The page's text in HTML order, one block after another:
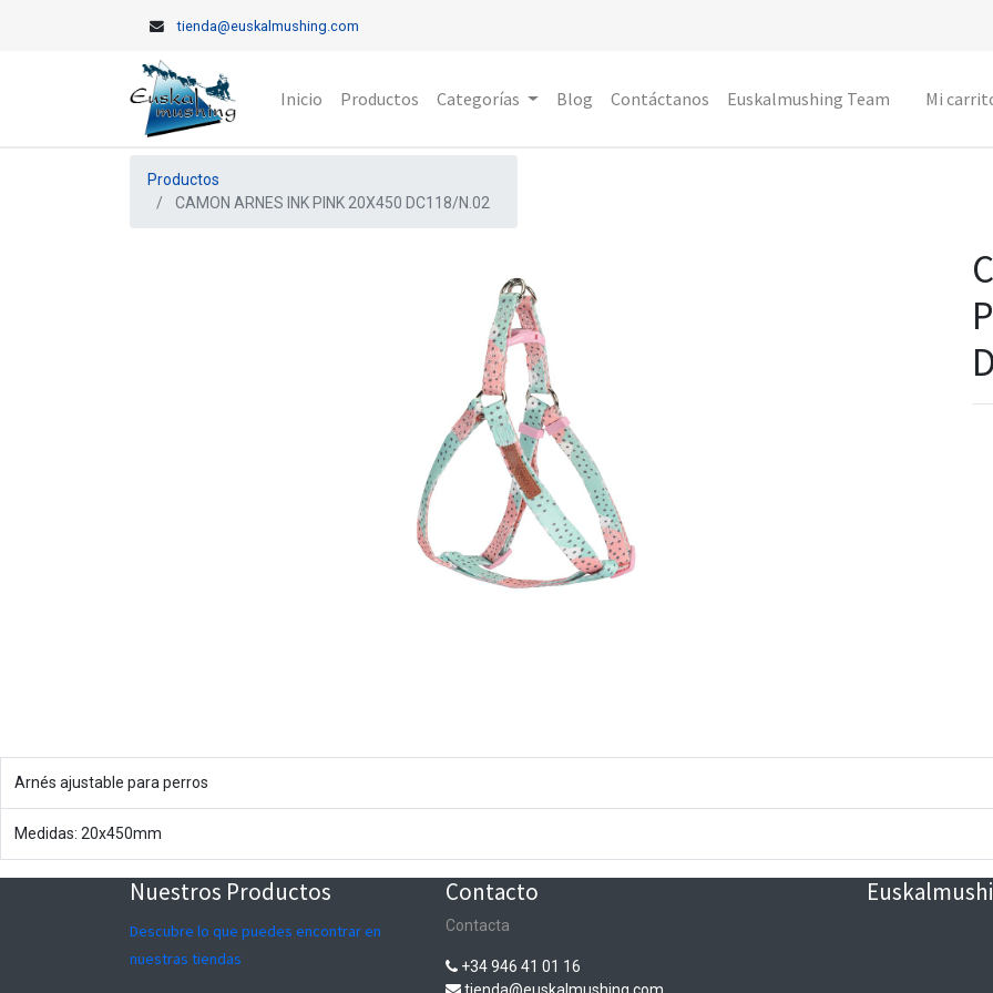
tienda@euskalmushing.com
Inicio Productos Categorías Blog Contáctanos Euskalmushing Team Mi
Productos
CAMON ARNES INK PINK 20X450 DC118/N.02
Arnés ajustable para perros
Medidas: 20x450mm
Nuestros Productos
Descubre lo que puedes encontrar en
nuestras tiendas
Contacto
Contacta
+34 946 41 01 16